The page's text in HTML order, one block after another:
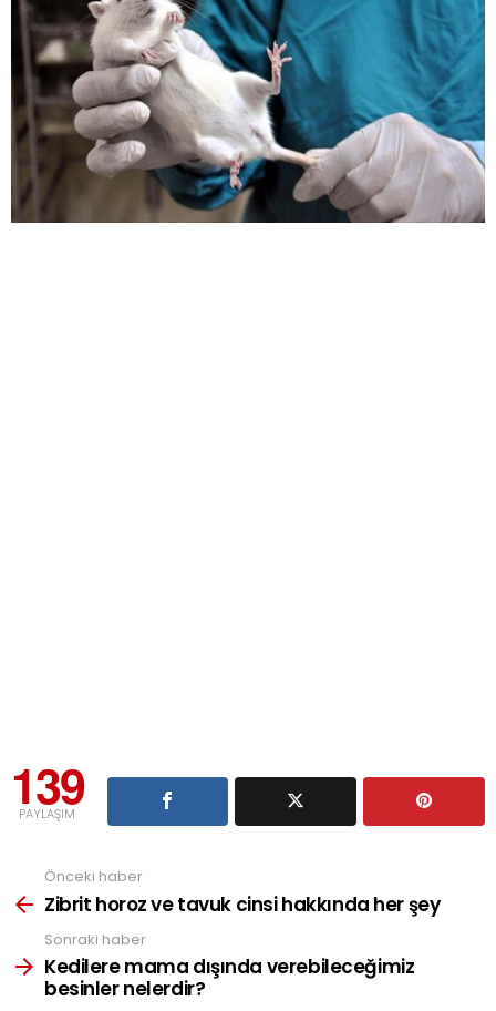
139
PAYLAŞIM
more
Önceki haber
Zibrit horoz ve tavuk cinsi hakkında her şey
Sonraki haber
Kedilere mama dışında verebileceğimiz
besinler nelerdir?